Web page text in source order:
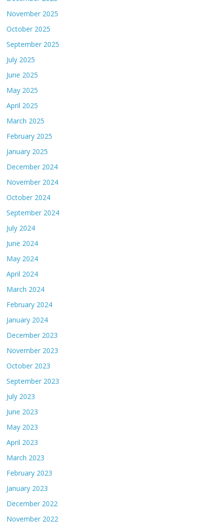
November 2025
October 2025
September 2025
July 2025
June 2025
May 2025
April 2025
March 2025
February 2025
January 2025
December 2024
November 2024
October 2024
September 2024
July 2024
June 2024
May 2024
April 2024
March 2024
February 2024
January 2024
December 2023
November 2023
October 2023
September 2023
July 2023
June 2023
May 2023
April 2023
March 2023
February 2023
January 2023
December 2022
November 2022